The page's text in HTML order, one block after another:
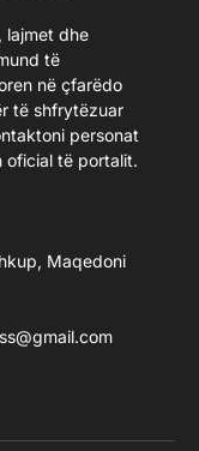
lajmet dhe
të
në çfarëdo
të shfrytëzuar
personat
oficial të portalit.
Maqedoni